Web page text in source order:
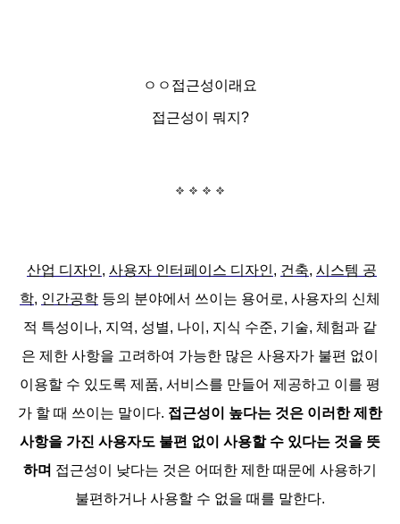
ㅇㅇ접근성이래요
접근성이 뭐지?
산업 디자인, 사용자 인터페이스 디자인, 건축, 시스템 공
학, 인간공학 등의 분야에서 쓰이는 용어로, 사용자의 신체
적 특성이나, 지역, 성별, 나이, 지식 수준, 기술, 체험과 같
은 제한 사항을 고려하여 가능한 많은 사용자가 불편 없이
이용할 수 있도록 제품, 서비스를 만들어 제공하고 이를 평
가 할 때 쓰이는 말이다. 접근성이 높다는 것은 이러한 제한
사항을 가진 사용자도 불편 없이 사용할 수 있다는 것을 뜻
하며 접근성이 낮다는 것은 어떠한 제한 때문에 사용하기
불편하거나 사용할 수 없을 때를 말한다.